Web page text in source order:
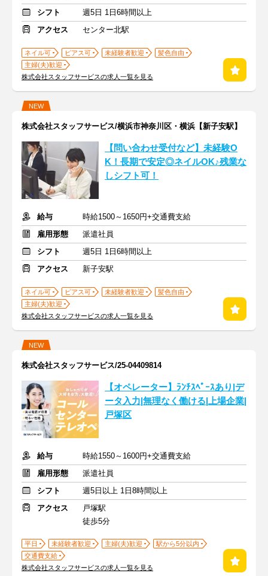
シフト
週5日 1日6時間以上
アクセス
センター北駅
ネイル可 ピアス可 未経験者歓迎
髪色自由
主婦(夫)歓迎
株式会社スタッフサービスの求人一覧を見る
NEW
株式会社スタッフサービス/横浜市神奈川区・横浜【新子安駅】
【問い合わせ受付など】未経験O
K！長期で安定◎ネイルOK♪残業な
しシフト可！
給与
時給1500～1650円+交通費支給
雇用形態
派遣社員
シフト
週5日 1日6時間以上
アクセス
新子安駅
ネイル可 ピアス可 未経験者歓迎
髪色自由
主婦(夫)歓迎
株式会社スタッフサービスの求人一覧を見る
NEW
株式会社スタッフサービス/25-04409814
【オペレーター】ﾗﾝﾁｽﾍﾟｰｽあり|デ
ータ入力|無理なく働ける|上場企業|
戸塚区
給与
時給1550～1600円+交通費支給
雇用形態
派遣社員
シフト
週5日以上 1日8時間以上
アクセス
戸塚駅
徒歩5分
平日 未経験者歓迎 主婦(夫)歓迎
駅から5分以内
交通費支給
株式会社スタッフサービスの求人一覧を見る